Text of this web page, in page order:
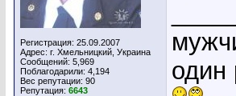
Регистрация: 25.09.2007
Адрес: г. Хмельницкий, Украина
Сообщений: 5,969
Поблагодарили: 4,194
Вес репутации: 90
Репутация: 6643
один